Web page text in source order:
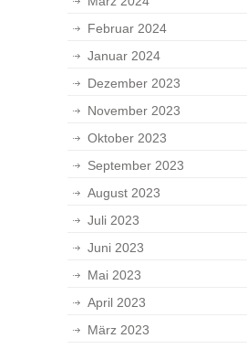
Februar 2024
Januar 2024
Dezember 2023
November 2023
Oktober 2023
September 2023
August 2023
Juli 2023
Juni 2023
Mai 2023
April 2023
März 2023